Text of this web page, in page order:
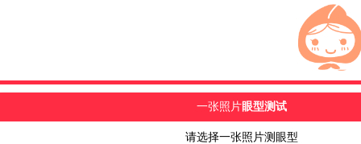
一张照片眼型测试
请选择一张照片测眼型